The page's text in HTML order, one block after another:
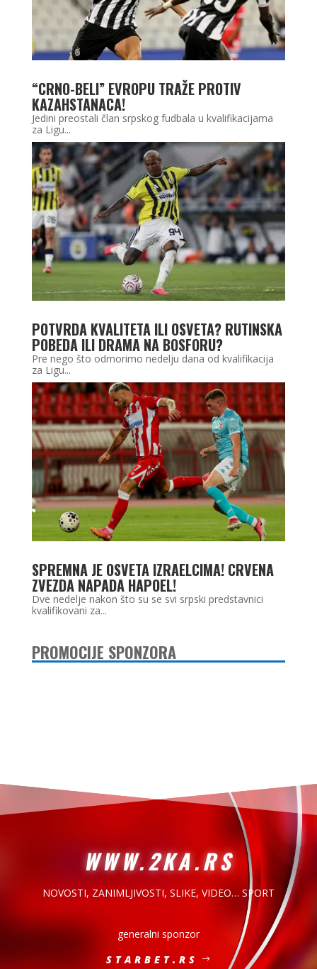
“CRNO-BELI” EVROPU TRAŽE PROTIV
KAZAHSTANACA!
Jedini preostali član srpskog fudbala u kvalifikacijama
za Ligu...
POTVRDA KVALITETA ILI OSVETA? RUTINSKA
POBEDA ILI DRAMA NA BOSFORU?
Pre nego što odmorimo nedelju dana od kvalifikacija
za Ligu...
SPREMNA JE OSVETA IZRAELCIMA! CRVENA
ZVEZDA NAPADA HAPOEL!
Dve nedelje nakon što su se svi srpski predstavnici
kvalifikovani za...
PROMOCIJE SPONZORA
WWW.2KA.RS
NOVOSTI, ZANIMLJIVOSTI, SLIKE, VIDEO… SPORT
generalni sponzor
STARBET.RS